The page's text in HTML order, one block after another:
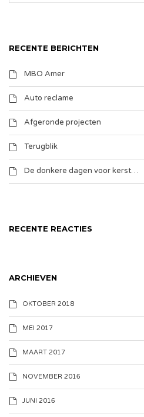
RECENTE BERICHTEN
MBO Amer
Auto reclame
Afgeronde projecten
Terugblik
De donkere dagen voor kerst…
RECENTE REACTIES
ARCHIEVEN
OKTOBER 2018
MEI 2017
MAART 2017
NOVEMBER 2016
JUNI 2016